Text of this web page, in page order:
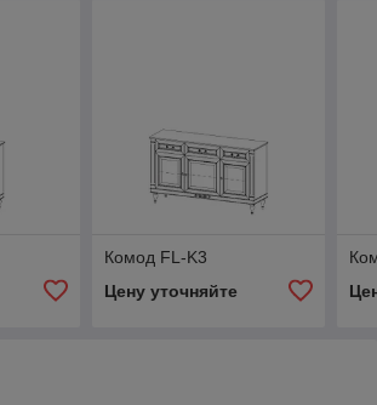
Комод FL-K3
Цену уточняйте